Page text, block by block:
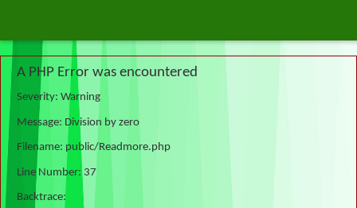
A PHP Error was encountered
Severity: Warning
Message: Division by zero
Filename: public/Readmore.php
Line Number: 37
Backtrace: